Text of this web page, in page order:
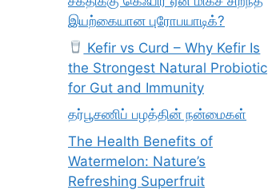
இயற்கையான புரோபயாடிக்?
Kefir vs Curd – Why Kefir Is
the Strongest Natural Probiotic
for Gut and Immunity
தர்பூசணிப் பழத்தின் நன்மைகள்
The Health Benefits of
Watermelon: Nature’s
Refreshing Superfruit